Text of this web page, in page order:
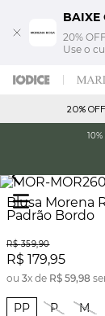
BAIXE
20%
Use o
20%
Blusa Morena
Padrão Bordo
R$ 359,90
R$ 179,95
ou 3x de R$ 59,98
PP P M